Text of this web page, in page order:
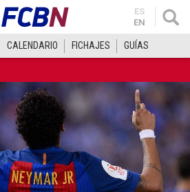
ES
EN
CALENDARIO FICHAJES GUÍAS